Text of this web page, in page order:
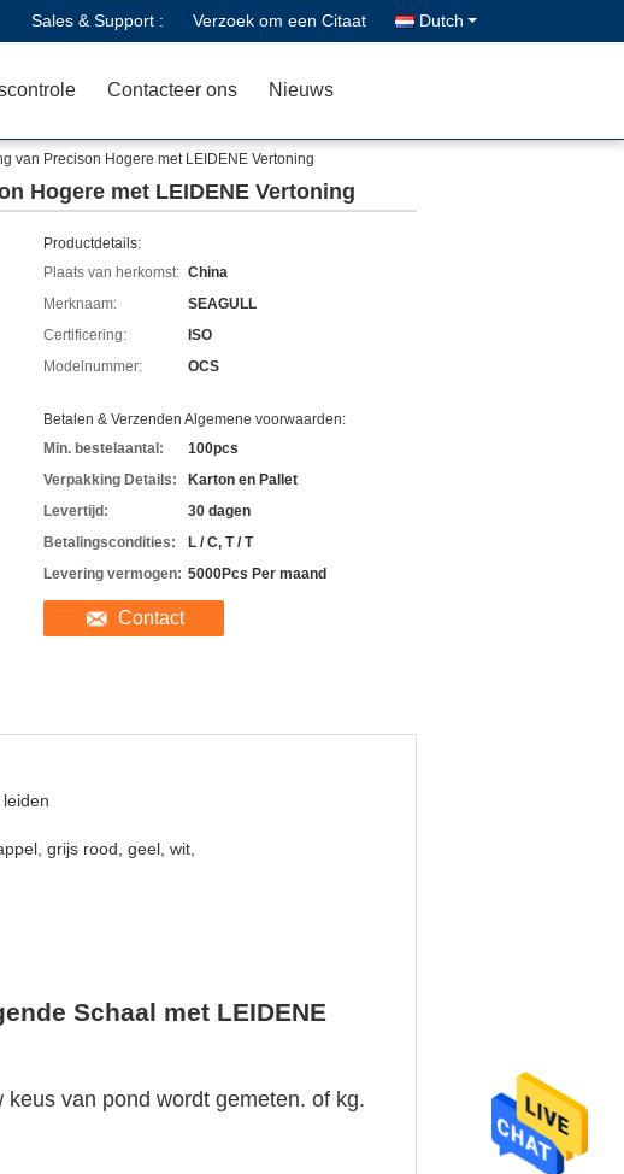
Sales & Support : Verzoek om een Citaat Dutch
Contacteer ons Nieuws
van Precison Hogere met LEIDENE Vertoning
Hogere met LEIDENE Vertoning
Productdetails:
Plaats van herkomst: China
Merknaam:
SEAGULL
Certificering:
ISO
Modelnummer:
OCS
Betalen & Verzenden Algemene voorwaarden:
Min. bestelaantal:
100pcs
Verpakking Details:
Karton en Pallet
Levertijd:
30 dagen
Betalingscondities:
L / C, T / T
Levering vermogen: 5000Pcs Per maand
Contact
grijs rood, geel, wit,
Schaal met LEIDENE
van pond wordt gemeten. of kg.